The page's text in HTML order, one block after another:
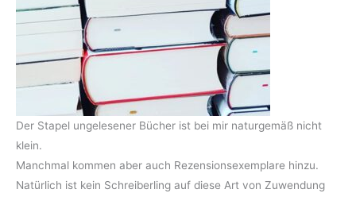
Der Stapel ungelesener Bücher ist bei mir naturgemäß nicht
klein.
Manchmal kommen aber auch Rezensionsexemplare hinzu.
Natürlich ist kein Schreiberling auf diese Art von Zuwendung